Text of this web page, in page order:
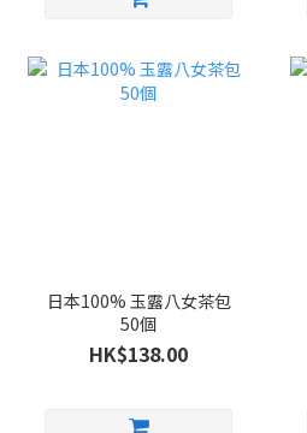
日本100% 玉露八女茶包
50個
HK$138.00